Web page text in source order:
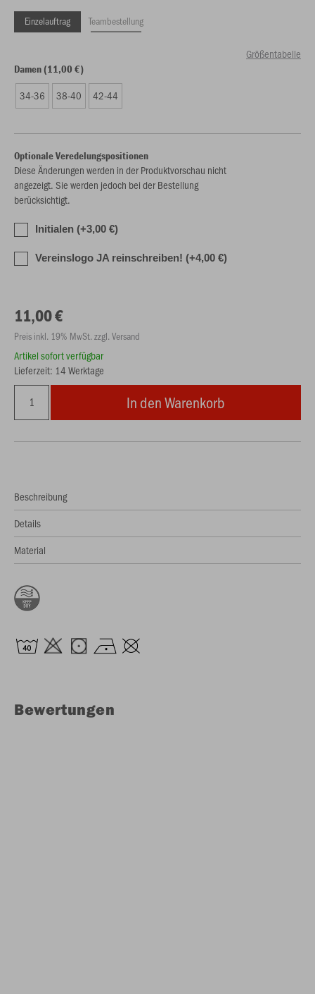
Einzelauftrag Teambestellung
Größentabelle
Damen (11,00 €)
34-36 38-40 42-44
Optionale Veredelungspositionen
Diese Änderungen werden in der Produktvorschau nicht
angezeigt. Sie werden jedoch bei der Bestellung
berücksichtigt.
Initialen (+3,00 €)
Vereinslogo JA reinschreiben! (+4,00 €)
11,00 €
Preis inkl. 19% MwSt. zzgl. Versand
Artikel sofort verfügbar
Lieferzeit: 14 Werktage
In den Warenkorb
Beschreibung
Details
Material
Bewertungen